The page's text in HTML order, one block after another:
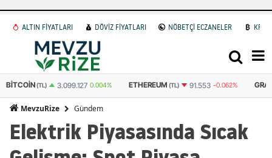
ALTIN FİYATLARI DÖVİZ FİYATLARI NÖBETÇİ ECZANELER
BITCOIN(TL) 3.099.127 0.004% ETHEREUM (TL) 91.553 -0.062%
MevzuRize Gündem
Elektrik Piyasasında Sıcak